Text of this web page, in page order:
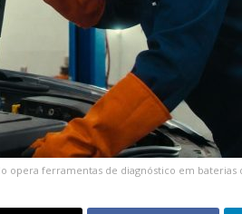
opera ferramentas de diagnóstico em baterias